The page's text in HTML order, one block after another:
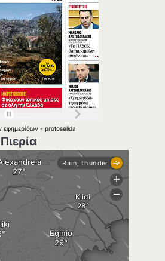
εφημερίδων-protoselida